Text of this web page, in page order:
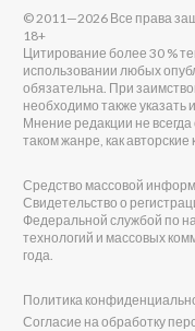
© 2011—2026 Все права
18+
Цитирование более 30 %
использовании любых
обязательна. При
необходимо также
Мнение редакции не
таком жанре, как авторские
Средство массовой
Свидетельство о
Федеральной службой по
технологий и массовых
года.
Политика
Согласие на обработку